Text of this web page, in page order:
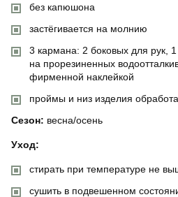
без капюшона
застёгивается на молнию
3 кармана: 2 боковых для рук,
на прорезиненных
фирменной наклейкой
проймы и низ изделия
Сезон: весна/осень
Уход:
стирать при температуре не
сушить в подвешенном